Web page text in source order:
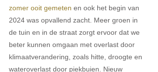
zomer ooit gemeten en ook het begin van
2024 was opvallend zacht. Meer groen in
de tuin en in de straat zorgt ervoor dat we
beter kunnen omgaan met overlast door
klimaatverandering, zoals hitte, droogte en
wateroverlast door piekbuien. Nieuw